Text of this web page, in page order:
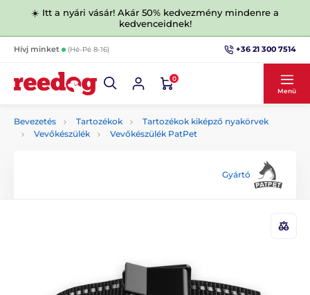
☀️ Itt a nyári vásár! Akár 50% kedvezmény mindenre a
kedvenceidnek!
Hívj minket (Hé-Pé 8-16) +36 21 300 7514
0
Menü
Bevezetés Tartozékok
Tartozékok kiképző nyakörvek
Vevőkészülék
Vevőkészülék PatPet
Gyártó